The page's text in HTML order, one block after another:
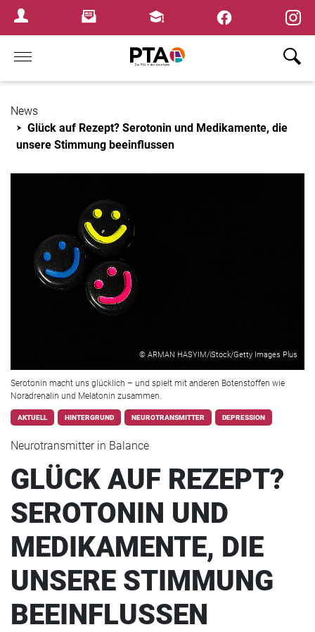
Login MenuNewsletterFortbildungen
Home
News
Glück auf Rezept? Serotonin und Medikamente, die
unsere Stimmung beeinflussen
© ARMAN HASYIM/iStock/Getty Images Plus
Serotonin macht uns glücklich – und spielt mit anderen Botenstoffen wie
Noradrenalin und Melatonin zusammen.
AKTUELL HINTERGRUND NEUROTRANSMITTER DEPRESSION
Neurotransmitter in Balance
GLÜCK AUF REZEPT?
SEROTONIN UND
MEDIKAMENTE, DIE
UNSERE STIMMUNG
BEEINFLUSSEN
×